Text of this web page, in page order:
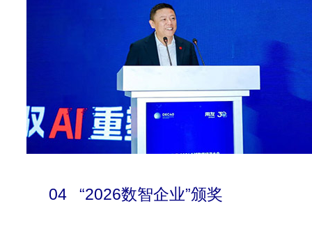
04 “2026数智企业”颁奖